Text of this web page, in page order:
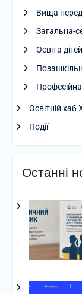
Вища
Загальна-
Освіта
Професійна
Освітній
Події
Останні